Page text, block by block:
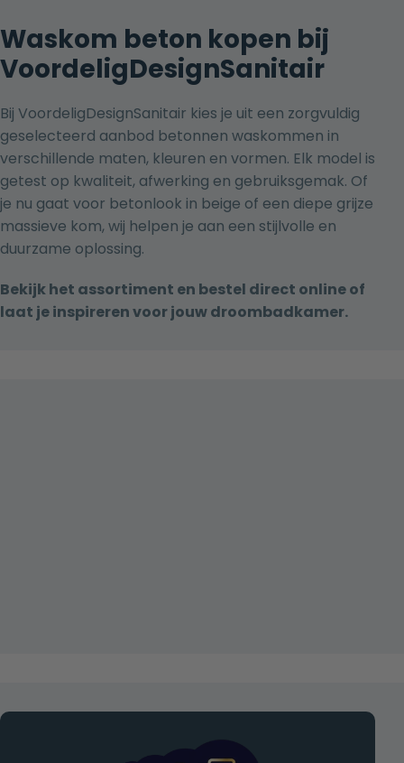
Waskom beton kopen bij
VoordeligDesignSanitair
Bij VoordeligDesignSanitair kies je uit een zorgvuldig
geselecteerd aanbod betonnen waskommen in
verschillende maten, kleuren en vormen. Elk model is
getest op kwaliteit, afwerking en gebruiksgemak. Of
je nu gaat voor betonlook in beige of een diepe grijze
massieve kom, wij helpen je aan een stijlvolle en
duurzame oplossing.
Bekijk het assortiment en bestel direct online of
laat je inspireren voor jouw droombadkamer.